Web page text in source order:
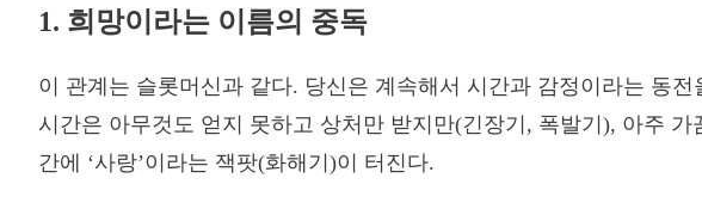
1. 희망이라는 이름의 중독
이 관계는 슬롯머신과 같다. 당신은 계속해서 시간과 감정이라는 동전
시간은 아무것도 얻지 못하고 상처만 받지만(긴장기, 폭발기), 아주 가
간에 ‘사랑’이라는 잭팟(화해기)이 터진다.